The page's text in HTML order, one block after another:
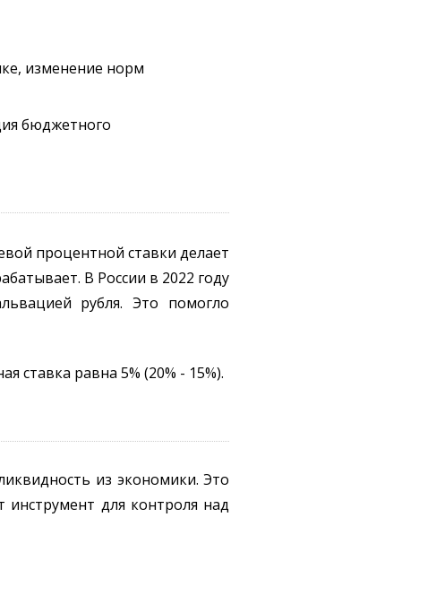
изменение норм
бюджетного
процентной ставки делает
В России в 2022 году
рубля. Это помогло
ставка равна 5% (20% - 15%).
из экономики. Это
для контроля над